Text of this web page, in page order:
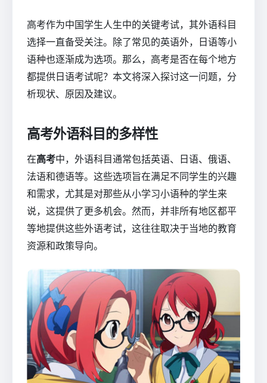
高考作为中国学生人生中的关键考试，其外语科目
选择一直备受关注。除了常见的英语外，日语等小
语种也逐渐成为选项。那么，高考是否在每个地方
都提供日语考试呢？本文将深入探讨这一问题，分
析现状、原因及建议。
高考外语科目的多样性
在高考中，外语科目通常包括英语、日语、俄语、
法语和德语等。这些选项旨在满足不同学生的兴趣
和需求，尤其是对那些从小学习小语种的学生来
说，这提供了更多机会。然而，并非所有地区都平
等地提供这些外语考试，这往往取决于当地的教育
资源和政策导向。